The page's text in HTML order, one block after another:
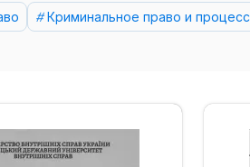
Криминальное право и процесс